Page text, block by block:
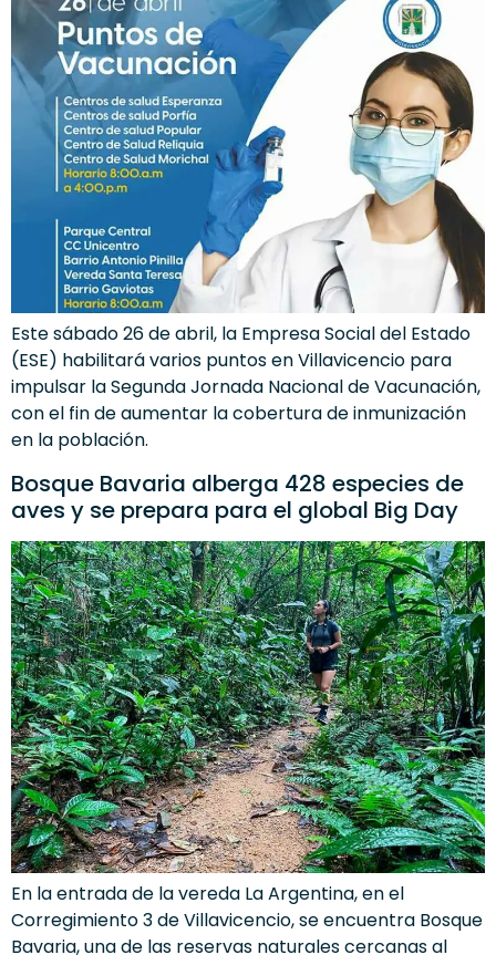
Este sábado 26 de abril, la Empresa Social del Estado
(ESE) habilitará varios puntos en Villavicencio para
impulsar la Segunda Jornada Nacional de Vacunación,
con el fin de aumentar la cobertura de inmunización
en la población.
Bosque Bavaria alberga 428 especies de
aves y se prepara para el global Big Day
En la entrada de la vereda La Argentina, en el
Corregimiento 3 de Villavicencio, se encuentra Bosque
Bavaria, una de las reservas naturales cercanas al